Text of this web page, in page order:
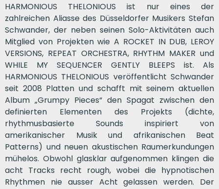
HARMONIOUS THELONIOUS ist nur eines der
zahlreichen Aliasse des Düsseldorfer Musikers Stefan
Schwander, der neben seinen Solo-Aktivitäten auch
Mitglied von Projekten wie A ROCKET IN DUB, LEROY
VERSIONS, REPEAT ORCHESTRA, RHYTHM MAKER und
WHILE MY SEQUENCER GENTLY BLEEPS ist. Als
HARMONIOUS THELONIOUS veröffentlicht Schwander
seit 2008 Platten und schafft mit seinem aktuellen
Album „Grumpy Pieces“ den Spagat zwischen den
definierten Elementen des Projekts (dichte,
rhythmusbasierte Sounds inspiriert von
amerikanischer Musik und afrikanischen Beat
Patterns) und neuen akustischen Raumerkundungen
mühelos. Obwohl glasklar aufgenommen klingen die
acht Tracks recht rough, wobei die hypnotischen
Rhythmen nie ausser Acht gelassen werden. Der